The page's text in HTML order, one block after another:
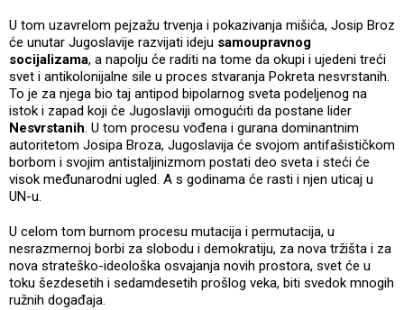
U tom uzavrelom pejzažu trvenja i pokazivanja mišića, Josip Broz
će unutar Jugoslavije razvijati ideju samoupravnog
socijalizama, a napolju će raditi na tome da okupi i ujedeni treći
svet i antikolonijalne sile u proces stvaranja Pokreta nesvrstanih.
To je za njega bio taj antipod bipolarnog sveta podeljenog na
istok i zapad koji će Jugoslaviji omogućiti da postane lider
Nesvrstanih. U tom procesu vođena i gurana dominantnim
autoritetom Josipa Broza, Jugoslavija će svojom antifašističkom
borbom i svojim antistaljinizmom postati deo sveta i steći će
visok međunarodni ugled. A s godinama će rasti i njen uticaj u
UN-u.
U celom tom burnom procesu mutacija i permutacija, u
nesrazmernoj borbi za slobodu i demokratiju, za nova tržišta i za
nova strateško-ideološka osvajanja novih prostora, svet će u
toku šezdesetih i sedamdesetih prošlog veka, biti svedok mnogih
ružnih događaja.